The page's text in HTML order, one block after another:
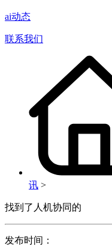
ai动态
联系我们
讯 >
找到了人机协同的
发布时间：